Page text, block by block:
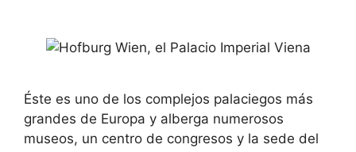
Éste es uno de los complejos palaciegos más
grandes de Europa y alberga numerosos
museos, un centro de congresos y la sede del